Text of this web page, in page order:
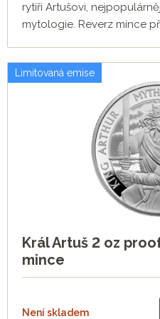
rytíři Artušovi,
mytologie. Reverz mince
Limitovaná emise
Král Artuš 2 oz
mince
Není skladem